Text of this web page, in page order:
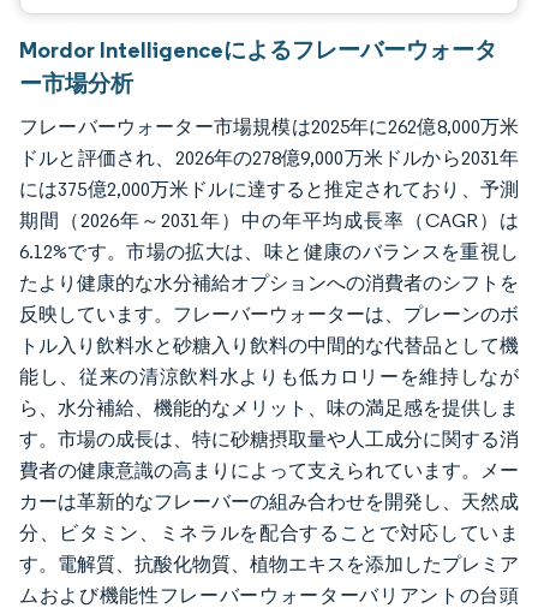
Mordor Intelligenceによるフレーバーウォータ
ー市場分析
フレーバーウォーター市場規模は2025年に262億8,000万米
ドルと評価され、2026年の278億9,000万米ドルから2031年
には375億2,000万米ドルに達すると推定されており、予測
期間（2026年～2031年）中の年平均成長率（CAGR）は
6.12%です。市場の拡大は、味と健康のバランスを重視し
たより健康的な水分補給オプションへの消費者のシフトを
反映しています。フレーバーウォーターは、プレーンのボ
トル入り飲料水と砂糖入り飲料の中間的な代替品として機
能し、従来の清涼飲料水よりも低カロリーを維持しなが
ら、水分補給、機能的なメリット、味の満足感を提供しま
す。市場の成長は、特に砂糖摂取量や人工成分に関する消
費者の健康意識の高まりによって支えられています。メー
カーは革新的なフレーバーの組み合わせを開発し、天然成
分、ビタミン、ミネラルを配合することで対応していま
す。電解質、抗酸化物質、植物エキスを添加したプレミア
ムおよび機能性フレーバーウォーターバリアントの台頭